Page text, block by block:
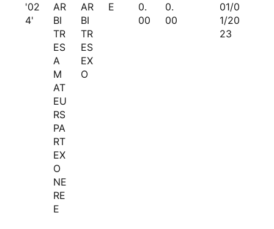
'02
4'
AR
BI
TR
ES
A
M
AT
EU
RS
PA
RT
EX
O
NE
RE
E
AR
BI
TR
ES
EX
O
E
0.
00
0.
00
01/0
1/20
23